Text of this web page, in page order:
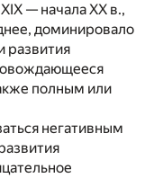
— начала XX в.,
доминировало
развития
полным или
негативным